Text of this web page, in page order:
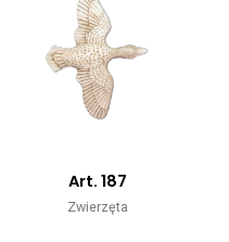
Art. 187
Zwierzęta